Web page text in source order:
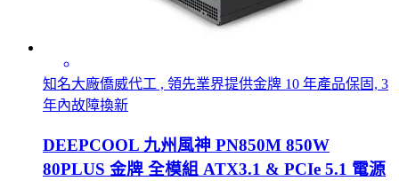
知名大廠僑威代工 , 領先業界提供金牌 10 年產品保固, 3
年內故障換新
DEEPCOOL 九州風神 PN850M 850W
80PLUS 金牌 全模組 ATX3.1 & PCIe 5.1 電源